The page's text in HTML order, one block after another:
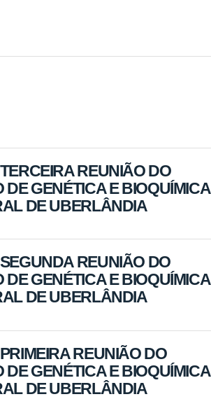
REUNIÃO DO
GENÉTICA E BIOQUÍMICA
DE UBERLÂNDIA
REUNIÃO DO
GENÉTICA E BIOQUÍMICA
DE UBERLÂNDIA
REUNIÃO DO
GENÉTICA E BIOQUÍMICA
DE UBERLÂNDIA